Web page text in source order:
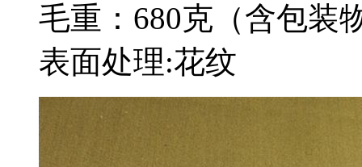
毛重：680克（含包装
表面处理:花纹